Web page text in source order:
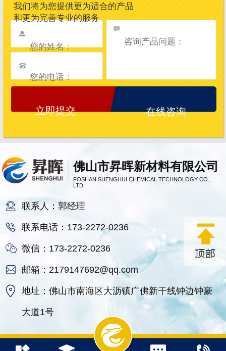
佛山市昇晖新材料有限公司
FOSHAN SHENGHUI CHEMICAL TECHNOLOGY CO.,
LTD.
联系人：郭经理
联系电话：173-2272-0236
微信：173-2272-0236
邮箱：2179147692@qq.com
地址：佛山市南海区大沥镇广佛新干线钟边钟豪
大道1号
我们将为您提供更为适合的产品
和更为完善专业的服务
在线咨询